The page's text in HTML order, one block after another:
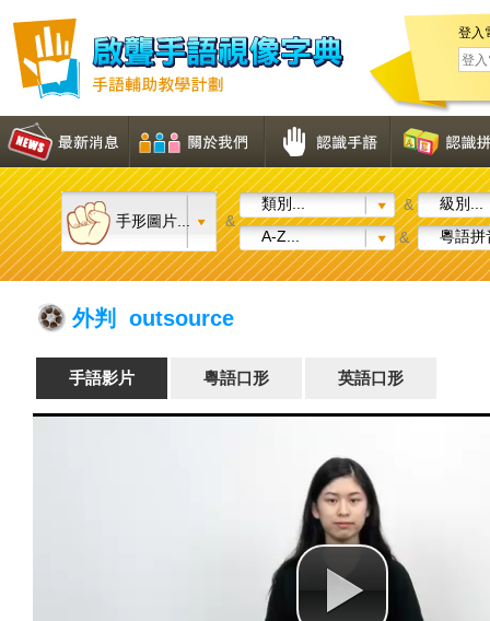
登入
手形圖片... &
類別... &
級別...
A-Z...
& 粵語拼
外判 outsource
手語影片 粵語口形 英語口形